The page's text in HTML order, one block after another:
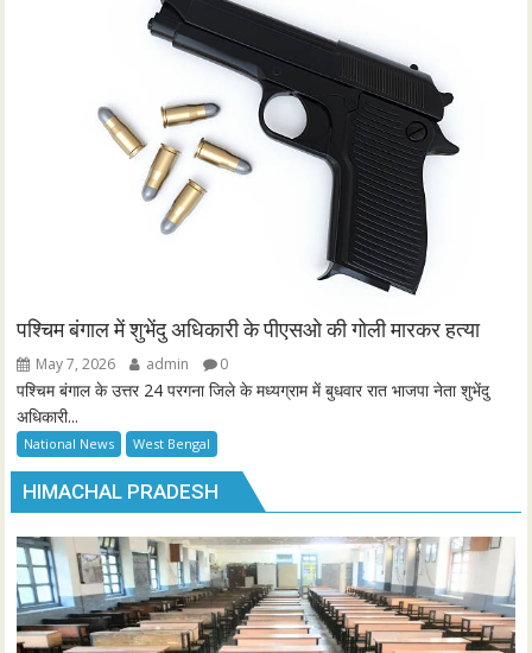
पश्चिम बंगाल में शुभेंदु अधिकारी के पीएसओ की गोली मारकर हत्या
May 7, 2026 admin 0
पश्चिम बंगाल के उत्तर 24 परगना जिले के मध्यग्राम में बुधवार रात भाजपा नेता शुभेंदु
अधिकारी...
National News West Bengal
HIMACHAL PRADESH